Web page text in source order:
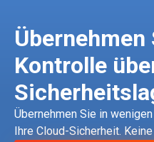
Übernehmen
Kontrolle
Übernehmen Sie in
Ihre Cloud-Sicherheit.